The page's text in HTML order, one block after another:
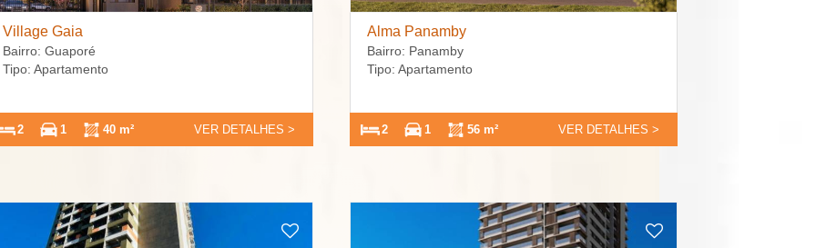
Village Gaia
Bairro: Guaporé
Tipo: Apartamento
2 1 40 m² VER DETALHES >
Alma Panamby
Bairro: Panamby
Tipo: Apartamento
2 1 56 m² VER DETALHES >